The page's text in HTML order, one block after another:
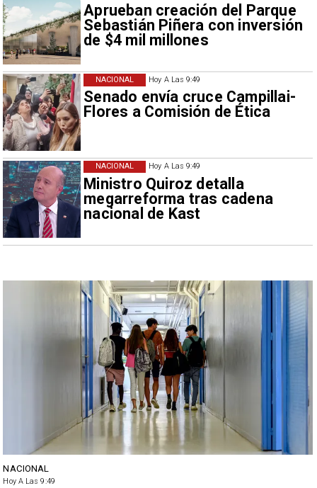
Aprueban creación del Parque
Sebastián Piñera con inversión
de $4 mil millones
Hoy A Las 9:49
Senado envía cruce Campillai-
Flores a Comisión de Ética
NACIONAL
Hoy A Las 9:49
Ministro Quiroz detalla
megarreforma tras cadena
nacional de Kast
NACIONAL
NACIONAL
Hoy A Las 9:49